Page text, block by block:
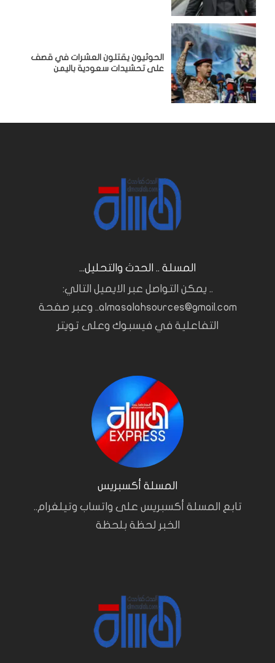
الحوثيون يقتلون العشرات في قصف
على تحشيدات سعودية باليمن
المسلة .. الحدث والتحليل...
.. يمكن التواصل عبر الايميل التالي:
almasalahsources@gmail.com.. وعبر صفحة
التفاعلية في فيسبوك وعلى تويتر
المسلة أكسبريس
تابع المسلة أكسبريس على واتساب وتيلغرام..
الخبر لحظة بلحظة